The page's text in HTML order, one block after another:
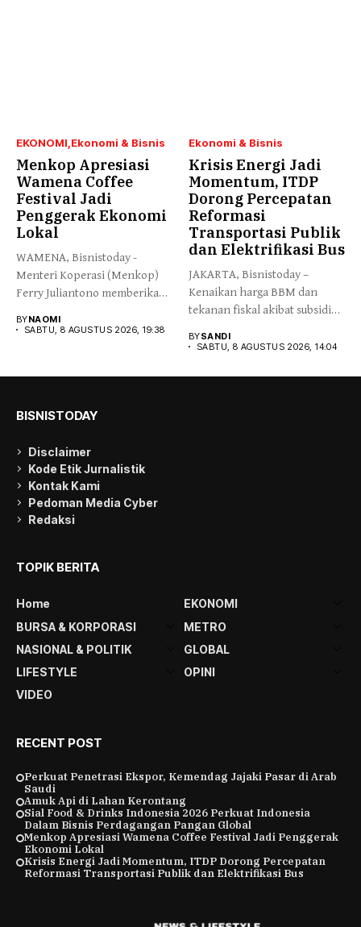
EKONOMI Ekonomi & Bisnis
Menkop Apresiasi
Wamena Coffee
Festival Jadi
Penggerak Ekonomi
Lokal
WAMENA, Bisnistoday -
Menteri Koperasi (Menkop)
Ferry Juliantono memberikan
BYNAOMI
SABTU, 8 AGUSTUS 2026, 19:38
Ekonomi & Bisnis
Krisis Energi Jadi
Momentum, ITDP
Dorong Percepatan
Reformasi
Transportasi Publik
dan Elektrifikasi Bus
JAKARTA, Bisnistoday –
Kenaikan harga BBM dan
tekanan fiskal akibat subsidi
BYSANDI
SABTU, 8 AGUSTUS 2026, 14:04
BISNISTODAY
Disclaimer
Kode Etik Jurnalistik
Kontak Kami
Pedoman Media Cyber
Redaksi
TOPIK BERITA
Home
EKONOMI
BURSA & KORPORASI
METRO
NASIONAL & POLITIK
GLOBAL
LIFESTYLE
OPINI
VIDEO
RECENT POST
Perkuat Penetrasi Ekspor, Kemendag Jajaki Pasar di Arab
Saudi
Amuk Api di Lahan Kerontang
Sial Food & Drinks Indonesia 2026 Perkuat Indonesia
Dalam Bisnis Perdagangan Pangan Global
Menkop Apresiasi Wamena Coffee Festival Jadi Penggerak
Ekonomi Lokal
Krisis Energi Jadi Momentum, ITDP Dorong Percepatan
Reformasi Transportasi Publik dan Elektrifikasi Bus